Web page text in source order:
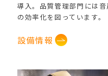
導入。品質管理部門には
の効率化を図っています。
設備情報